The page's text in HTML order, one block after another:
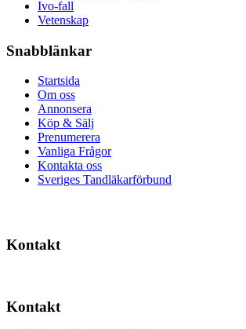
Ivo-fall
Vetenskap
Snabblänkar
Startsida
Om oss
Annonsera
Köp & Sälj
Prenumerera
Vanliga Frågor
Kontakta oss
Sveriges Tandläkarförbund
Kontakt
Kontakt